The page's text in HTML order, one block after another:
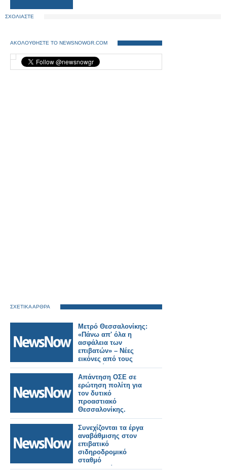
ΣΧΟΛΙΑΣΤΕ
ΑΚΟΛΟΥΘΗΣΤΕ ΤΟ NEWSNOWGR.COM
ΣΧΕΤΙΚΑ ΑΡΘΡΑ
Μετρό Θεσσαλονίκης:
«Πάνω απ' όλα η
ασφάλεια των
επιβατών» – Νέες
εικόνες από τους
σταθμούς της
Καλαμαριάς.
Απάντηση ΟΣΕ σε
ερώτηση πολίτη για
τον δυτικό
προαστιακό
Θεσσαλονίκης.
Συνεχίζονται τα έργα
αναβάθμισης στον
επιβατικό
σιδηροδρομικό
σταθμό
Θεσσαλονίκης.